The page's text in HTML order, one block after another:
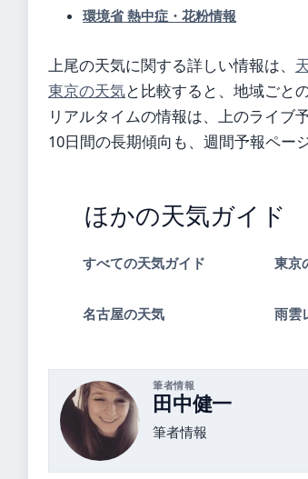
環境省 熱中症・花粉情報
上尾の天気に関する詳しい情報は、
東京の天気と比較すると、地域ごと
リアルタイムの情報は、上のライブ
10日間の長期傾向も、週間予報ペー
ほかの天気ガイド
すべての天気ガイド 東京
名古屋の天気 雨雲
筆者情報
田中健一
筆者情報